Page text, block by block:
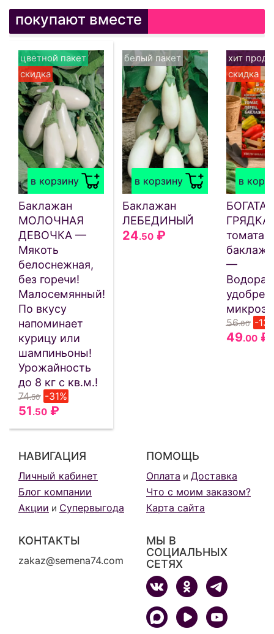
покупают вместе
в корзину
цветной пакет
скидка
Баклажан
МОЛОЧНАЯ
ДЕВОЧКА —
Мякоть
белоснежная,
без горечи!
Малосемянный!
По вкусу
напоминает
курицу или
шампиньоны!
Урожайность
до 8 кг с кв.м.!
74.50 -31%
51.50 ₽
в корзину
белый пакет
Баклажан
ЛЕБЕДИНЫЙ
24.50 ₽
в
хит
скидка
БОГАТАЯ
ГРЯДКА
томата,
—
56.00 -
49.00 ₽
НАВИГАЦИЯ
Личный кабинет
Блог компании
Акции и Супервыгода
ПОМОЩЬ
Оплата и Доставка
Что с моим заказом?
Карта сайта
КОНТАКТЫ
zakaz@semena74.com
МЫ В
СОЦИАЛЬНЫХ
СЕТЯХ